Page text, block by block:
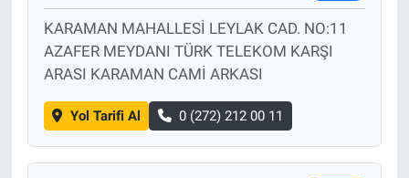
KARAMAN MAHALLESİ LEYLAK CAD. NO:11
AZAFER MEYDANI TÜRK TELEKOM KARŞI
ARASI KARAMAN CAMİ ARKASI
Yol Tarifi Al 0 (272) 212 00 11